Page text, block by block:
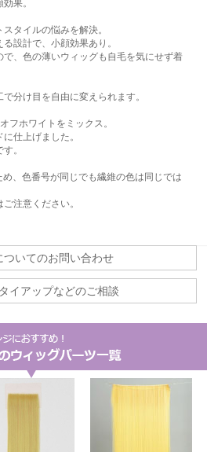
果。
タイルの悩みを解決。
設計で、小顔効果あり。
、色の薄いウィッグも自毛を気にせず着
分け目を自由に変えられます。
フホワイトをミックス。
仕上げました。
。
、色番号が同じでも繊維の色は同じでは
注意ください。
ついてのお問い合わせ
イアップなどのご相談